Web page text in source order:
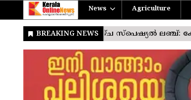
News Agriculture